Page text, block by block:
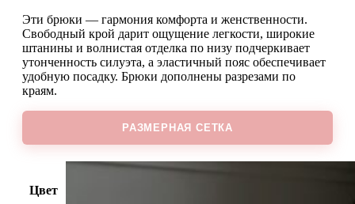
Эти брюки — гармония комфорта и женственности.
Свободный крой дарит ощущение легкости, широкие
штанины и волнистая отделка по низу подчеркивает
утонченность силуэта, а эластичный пояс обеспечивает
удобную посадку. Брюки дополнены разрезами по
краям.
РАЗМЕРНАЯ СЕТКА
Цвет